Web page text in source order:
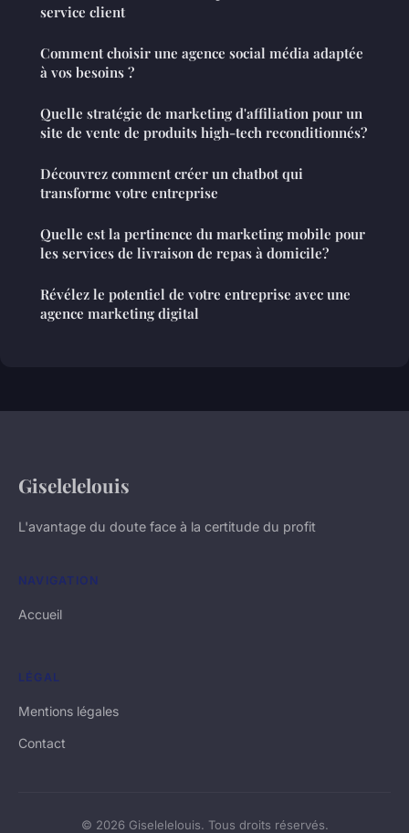
service client
Comment choisir une agence social média adaptée
à vos besoins ?
Quelle stratégie de marketing d'affiliation pour un
site de vente de produits high-tech reconditionnés?
Découvrez comment créer un chatbot qui
transforme votre entreprise
Quelle est la pertinence du marketing mobile pour
les services de livraison de repas à domicile?
Révélez le potentiel de votre entreprise avec une
agence marketing digital
Giselelelouis
L'avantage du doute face à la certitude du profit
NAVIGATION
Accueil
LÉGAL
Mentions légales
Contact
© 2026 Giselelelouis. Tous droits réservés.